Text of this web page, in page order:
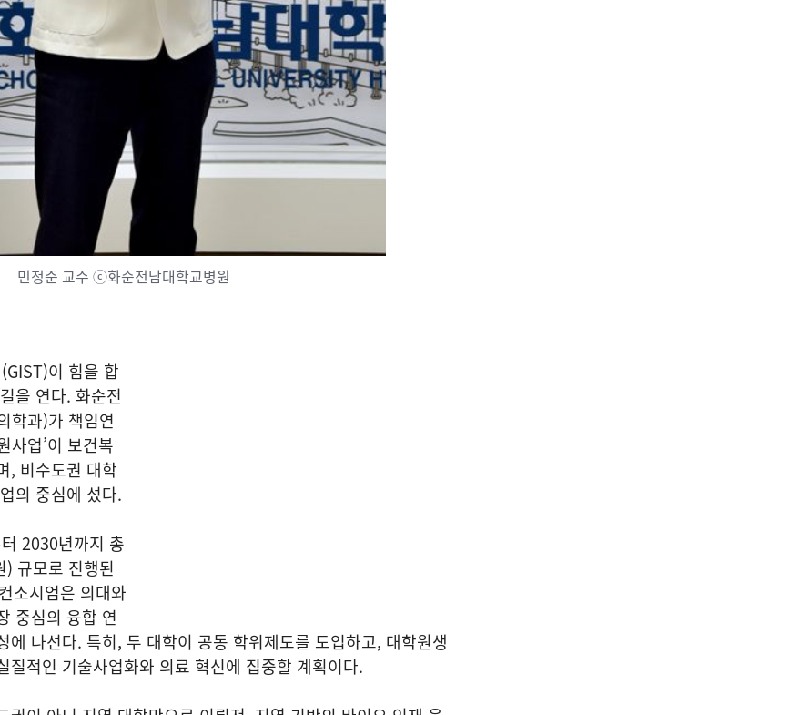
민정준 교수 ⓒ화순전남대학교병원
이 힘을 합
을 연다. 화순전
학과)가 책임연
사업’이 보건복
, 비수도권 대학
의 중심에 섰다.
2030년까지 총
규모로 진행된
소시엄은 의대와
중심의 융합 연
에 나선다. 특히, 두 대학이 공동 학위제도를 도입하고, 대학원생
질적인 기술사업화와 의료 혁신에 집중할 계획이다.